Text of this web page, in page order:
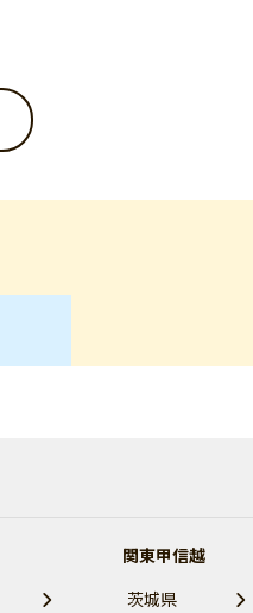
関東甲信越
茨城県